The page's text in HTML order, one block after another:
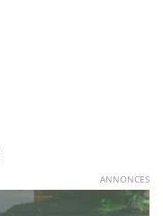
ANNONCES